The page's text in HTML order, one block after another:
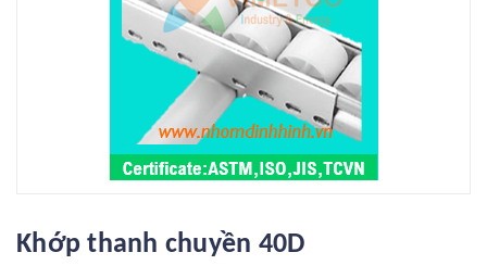
Khớp thanh chuyền 40D